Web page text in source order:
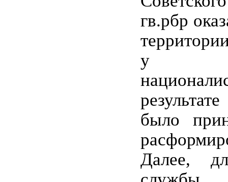
гв.рбр
у
было
Далее,